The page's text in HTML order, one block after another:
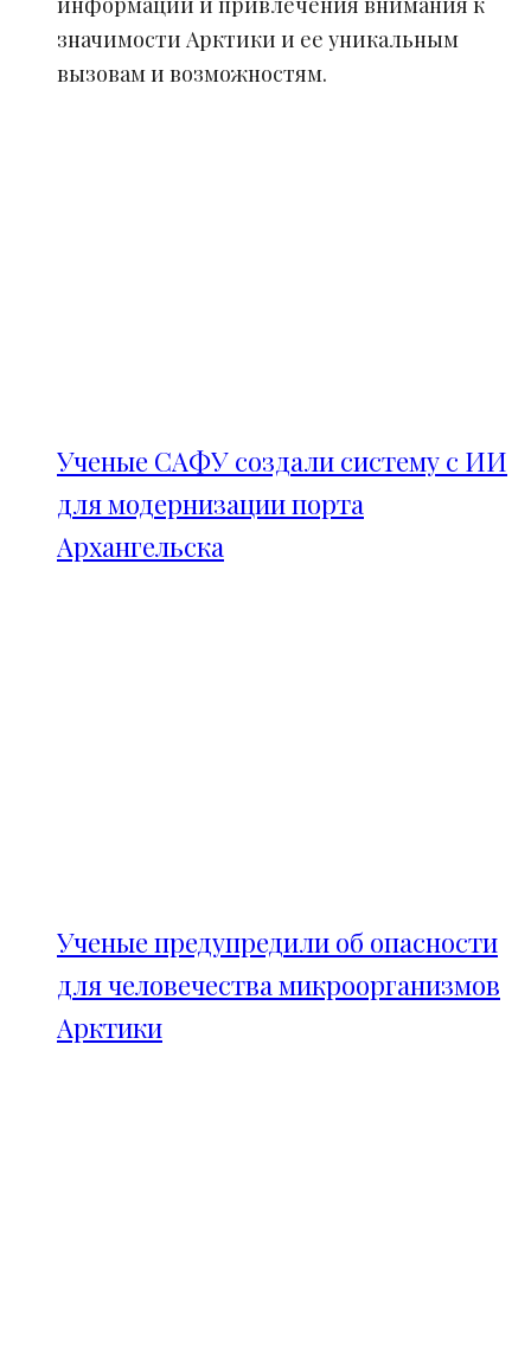
значимости Арктики и ее уникальным
вызовам и возможностям.
Ученые САФУ создали систему с ИИ
для модернизации порта
Архангельска
Ученые предупредили об опасности
для человечества микроорганизмов
Арктики